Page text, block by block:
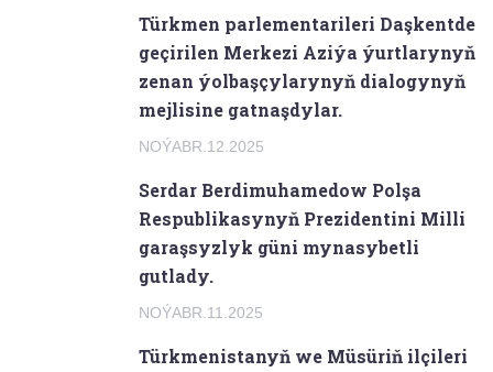
Türkmen parlementarileri Daşkentde
geçirilen Merkezi Aziýa ýurtlarynyň
zenan ýolbaşçylarynyň dialogynyň
mejlisine gatnaşdylar.
NOÝABR.12.2025
Serdar Berdimuhamedow Polşa
Respublikasynyň Prezidentini Milli
garaşsyzlyk güni mynasybetli
gutlady.
NOÝABR.11.2025
Türkmenistanyň we Müsüriň ilçileri